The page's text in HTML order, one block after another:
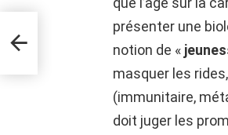
présenter une
notion de «
masquer les
(immunitaire,
doit juger les